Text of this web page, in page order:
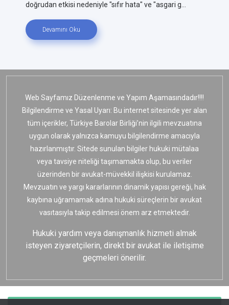
doğrudan etkisi nedeniyle "sıfır hata" ve "asgari g...
Devamını Oku
Web Sayfamız Düzenlenme ve Yapım Aşamasındadır!!!!
Bilgilendirme ve Yasal Uyarı: Bu internet sitesinde yer alan
tüm içerikler, Türkiye Barolar Birliği’nin ilgili mevzuatına
uygun olarak yalnızca kamuyu bilgilendirme amacıyla
hazırlanmıştır. Sitede sunulan bilgiler hukuki mütalaa
veya tavsiye niteliği taşımamakta olup, bu veriler
üzerinden bir avukat-müvekkil ilişkisi kurulamaz.
Mevzuatın ve yargı kararlarının dinamik yapısı gereği, hak
kaybına uğramamak adına hukuki süreçlerin bir avukat
vasıtasıyla takip edilmesi önem arz etmektedir.
Hukuki yardım veya danışmanlık hizmeti almak
isteyen ziyaretçilerin, direkt bir avukat ile iletişime
geçmeleri önerilir.